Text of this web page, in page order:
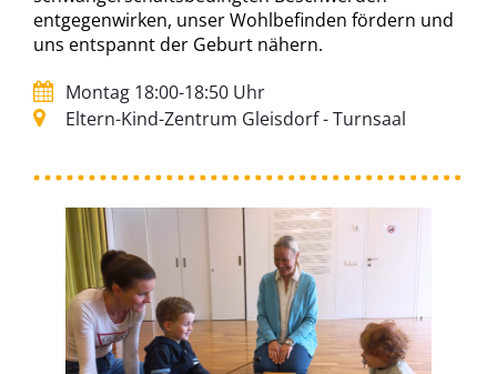
entgegenwirken, unser Wohlbefinden fördern und
uns entspannt der Geburt nähern.
Montag 18:00-18:50 Uhr
Eltern-Kind-Zentrum Gleisdorf - Turnsaal